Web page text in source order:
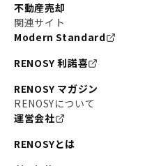
不動産売却
関連サイト
Modern Standard
RENOSY 利諾喜
RENOSY マガジン
RENOSYについて
運営会社
RENOSYとは